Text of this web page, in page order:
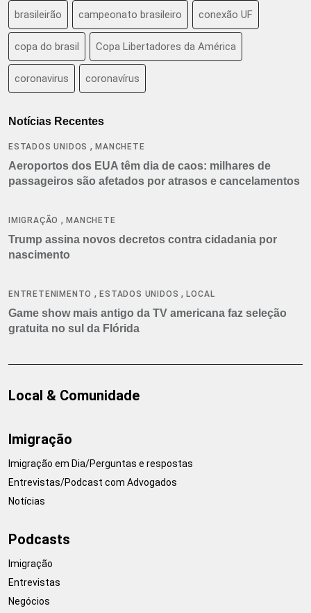
brasileirão campeonato brasileiro conexão UF
copa do brasil Copa Libertadores da América
coronavirus coronavírus
Notícias Recentes
ESTADOS UNIDOS ,MANCHETE
Aeroportos dos EUA têm dia de caos: milhares de
passageiros são afetados por atrasos e cancelamentos
IMIGRAÇÃO ,MANCHETE
Trump assina novos decretos contra cidadania por
nascimento
ENTRETENIMENTO ,ESTADOS UNIDOS ,LOCAL
Game show mais antigo da TV americana faz seleção
gratuita no sul da Flórida
Local & Comunidade
Imigração
Imigração em Dia/Perguntas e respostas
Entrevistas/Podcast com Advogados
Notícias
Podcasts
Imigração
Entrevistas
Negócios